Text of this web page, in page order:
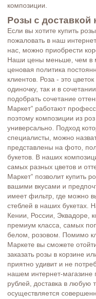
композиции.
Розы с доставкой
Если вы хотите купить
пожаловать в наш
нас, можно приобрести
Наши цены меньше, чем в
ценовая политика
клиентов. Роза - это
одиночку, так и в
подобрать сочетание
Маркет” работают
поэтому композиции из
универсально. Подход
специалисты, можно
представлены на фото,
букетов. В наших
самых разных цветов и
Маркет” позволит купить
вашими вкусами и
имеет фильтр, где можно
стеблей в наших букетах.
Кении, России, Эквадоре,
премиум класса, самых
белом, розовом. Помимо
Маркете вы сможете
заказать розы в корзине
приятно удивит и не
нашем интернет-магазине
рублей, доставка в любую
осуществляется